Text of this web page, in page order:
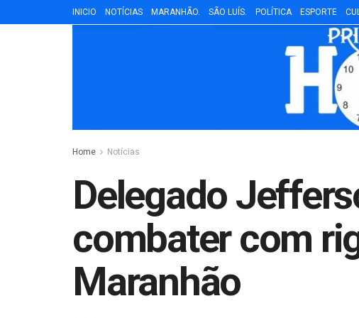
INICIO NOTÍCIAS MARANHÃO. SÃO LUÍS. POLÍTICA ESPORTE
Home Notícias
Delegado
combater com
Maranhão